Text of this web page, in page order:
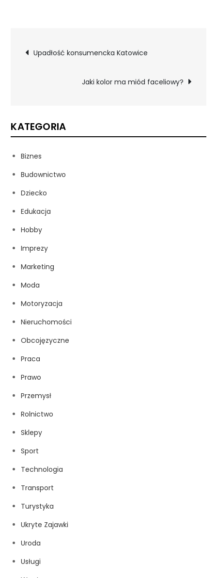
Nawigacja
wpisu
Upadłość konsumencka Katowice
Jaki kolor ma miód faceliowy?
KATEGORIA
Biznes
Budownictwo
Dziecko
Edukacja
Hobby
Imprezy
Marketing
Moda
Motoryzacja
Nieruchomości
Obcojęzyczne
Praca
Prawo
Przemysł
Rolnictwo
Sklepy
Sport
Technologia
Transport
Turystyka
Ukryte Zajawki
Uroda
Usługi